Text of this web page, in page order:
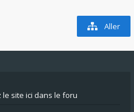
Aller
site ici dans le foru